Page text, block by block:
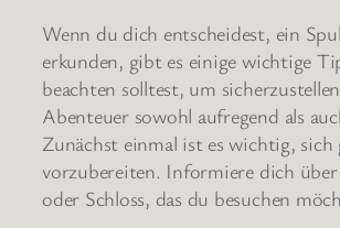
Wenn du dich entscheidest, ein
erkunden, gibt es einige wichtige
beachten solltest, um
Abenteuer sowohl aufregend als
Zunächst einmal ist es wichtig, sich
vorzubereiten. Informiere dich über
oder Schloss, das du besuchen